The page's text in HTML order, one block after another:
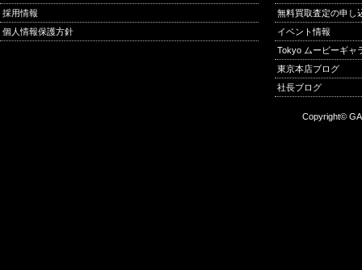
採用情報
個人情報保護方針
無料買取査定の申し
イベント情報
Tokyo ムービーギャ
東京本店ブログ
社長ブログ
Copyright©